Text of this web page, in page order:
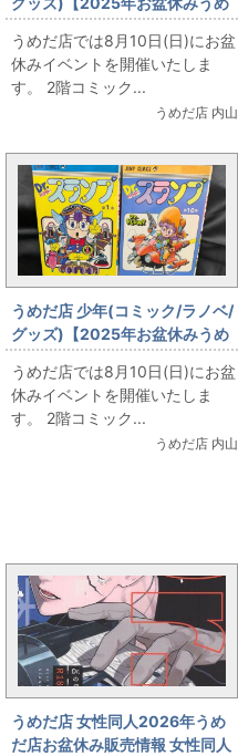
だ店販売情報】8月10日(日)
【コミックフロア】大友克洋
うめだ店では8月10日(日)にお盆
休みイベントを開催いたしま
す。 2階コミック...
うめだ店 内山
うめだ店 少年(コミック/ラノベ/
グッズ)【2025年お盆休みうめ
だ店販売情報】8月10日(日)
【コミックフロア】Dr.スランプ
うめだ店では8月10日(日)にお盆
休みイベントを開催いたしま
す。 2階コミック...
うめだ店 内山
うめだ店 女性同人2026年うめ
だ店お盆休み販売情報 女性同人